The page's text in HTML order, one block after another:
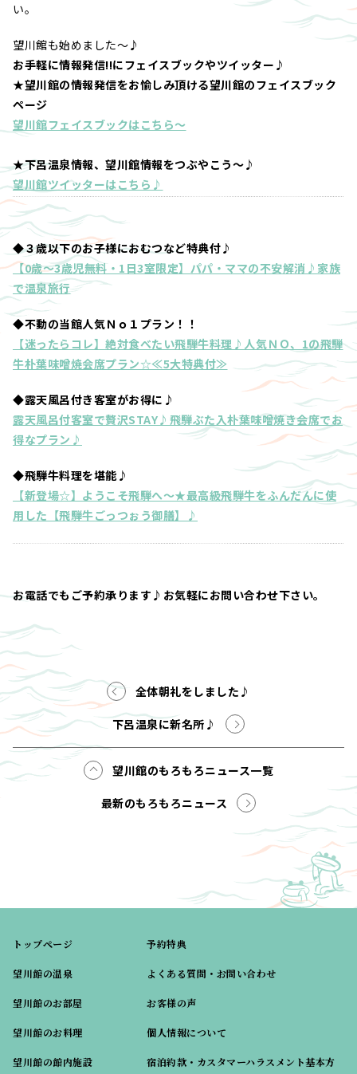
い。
望川館も始めました～♪
お手軽に情報発信!!にフェイスブックやツイッター♪
★望川館の情報発信をお愉しみ頂ける望川館のフェイスブック
ページ
望川館フェイスブックはこちら～
★下呂温泉情報、望川館情報をつぶやこう～♪
望川館ツイッターはこちら♪
◆３歳以下のお子様におむつなど特典付♪
【0歳～3歳児無料・1日3室限定】パパ・ママの不安解消♪家族
で温泉旅行
◆不動の当館人気Ｎｏ１プラン！！
【迷ったらコレ】絶対食べたい飛騨牛料理♪人気ＮＯ、1の飛騨
牛朴葉味噌焼会席プラン☆≪5大特典付≫
◆露天風呂付き客室がお得に♪
露天風呂付客室で贅沢STAY♪飛騨ぶた入朴葉味噌焼き会席でお
得なプラン♪
◆飛騨牛料理を堪能♪
【新登場☆】ようこそ飛騨へ～★最高級飛騨牛をふんだんに使
用した【飛騨牛ごっつぉう御膳】♪
お電話でもご予約承ります♪お気軽にお問い合わせ下さい。
全体朝礼をしました♪
下呂温泉に新名所♪
望川館のもろもろニュース一覧
最新のもろもろニュース
トップページ
望川館の温泉
望川館のお部屋
望川館のお料理
望川館の館内施設
予約特典
よくある質問・お問い合わせ
お客様の声
個人情報について
宿泊約款・カスタマーハラスメント基本方